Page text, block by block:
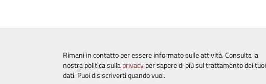
Rimani in contatto per essere informato sulle attività. Consulta la
nostra politica sullaprivacyper sapere di più sul trattamento dei tuoi
dati. Puoi disiscriverti quando vuoi.